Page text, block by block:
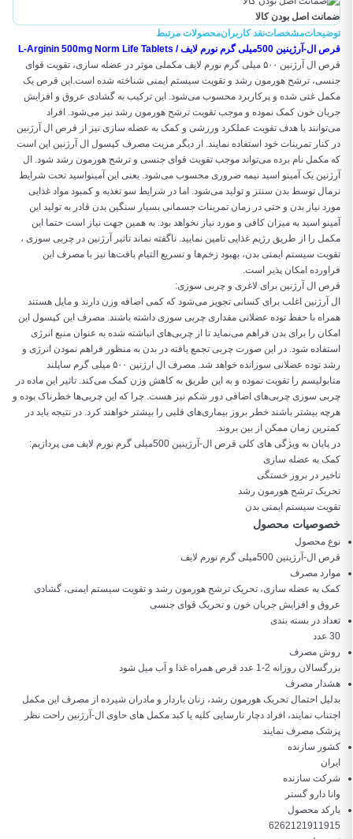
ضمانت اصل بودن کالا
توضیحاتمشخصاتنقد کاربرانمحصولات مرتبط
قرص ال-آرژینین 500میلی گرم نورم لایف / L-Arginin 500mg Norm Life Tablets
قرص ال آرژنین ۵۰۰ میلی گرم نورم لایف مکملی موثر در عضله سازی، تقویت قوای
جنسی، ترشح هورمون رشد و تقویت سیستم ایمنی شناخته شده است.این قرص یک
مکمل غنی شده و پرکاربرد محسوب می‌شود. این ترکیب به گشادی عروق و افزایش
جریان خون کمک نموده و موجب تقویت ترشح هورمون رشد نیز می‌شود. افراد
می‌توانند با هدف تقویت عملکرد ورزشی و کمک به عضله سازی نیز از قرص ال آرژنین
در کنار تمرینات خود استفاده نمایند. از دیگر مزیت مصرف کپسول ال آرژنین این است
که مکمل نام برده می‌تواند موجب تقویت قوای جنسی و ترشح هورمون رشد شود. ال
آرژنین یک آمینو اسید نیمه ضروری محسوب می‌شود. یعنی این آمینواسید تحت شرایط
نرمال توسط بدن سنتز و تولید می‌شود. اما در شرایط سو تغذیه و کمبود مواد غذایی
مورد نیاز بدن و حتی در زمان تمرینات جسمانی بسیار سنگین بدن قادر به تولید این
آمینو اسید به میزان کافی و مورد نیاز نخواهد بود. به همین جهت نیاز است حتما این
مکمل را از طریق رژیم غذایی تامین نمایید. ناگفته نماند تاثیر آرژنین در چربی سوزی ،
تقویت سیستم ایمنی بدن، بهبود زخم‌ها و تسریع التیام بافت‌ها نیز با مصرف این
فراورده امکان پذیر است.
قرص ال آرژنین برای لاغری و چربی سوزی:
ال آرژنین اغلب برای کسانی تجویز می‌شود که کمی اضافه وزن دارند و مایل هستند
همراه با حفظ توده عضلانی مقداری چربی سوزی داشته باشند. مصرف این کپسول این
امکان را برای بدن فراهم می‌نماید تا از چربی‌های انباشته شده به عنوان منبع انرژی
استفاده شود. در این صورت چربی تجمع یافته در بدن به منظور فراهم نمودن انرژی و
رشد توده عضلانی سوزانده خواهد شد. مصرف ال ارژنین ۵۰۰ میلی گرم ساپلند
متابولیسم را تقویت نموده و به این طریق به کاهش وزن کمک می‌کند. تاثیر این ماده در
چربی سوزی چربی‌های اضافی دور شکم نیز هست. چرا که این چربی‌ها خطرناک بوده و
هرچه بیشتر باشند خطر بروز بیماری‌های قلبی را بیشتر خواهند کرد. در نتیجه باید در
کمترین زمان ممکن از بین بروند.
در پایان به ویژگی های کلی قرص ال-آرژینین 500میلی گرم نورم لایف می پردازیم:
کمک به عضله سازی
تاخیر در بروز خستگی
تحریک ترشح هورمون رشد
تقویت سیستم ایمنی بدن
خصوصیات محصول
نوع محصول
قرص ال-آرژینین 500میلی گرم نورم لایف
موارد مصرف
کمک به عضله سازی، تحریک ترشح هورمون رشد و تقویت سیستم ایمنی، گشادی
عروق و افزایش جریان خون و تحریک قوای جنسی
تعداد در بسته بندی
30 عدد
روش مصرف
بزرگسالان روزانه 2-1 عدد قرص همراه غذا و آب میل شود
هشدار مصرف
بدلیل احتمال تحریک هورمون رشد، زنان باردار و مادران شیرده از مصرف این مکمل
اجتناب نمایند، افراد دچار نارسایی کلیه یا کبد مکمل های حاوی ال-آرژنین راحت نظر
پزشک مصرف نمایند
کشور سازنده
ایران
شرکت سازنده
وانا دارو گستر
بارکد محصول
6262121911915